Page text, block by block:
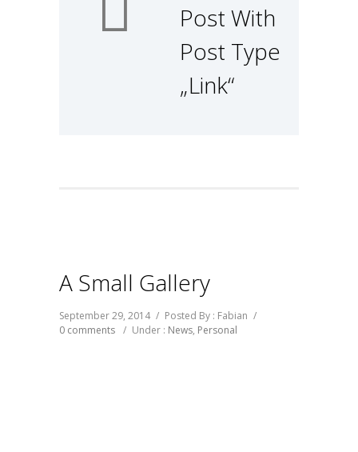
Post With
Post Type
„Link“
A Small Gallery
September 29, 2014 / Posted By : Fabian /
0 comments / Under : News, Personal